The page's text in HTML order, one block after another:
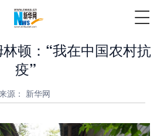
顿：“我在中国农村抗
疫”
源： 新华网